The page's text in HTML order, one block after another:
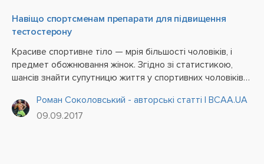
Навіщо спортсменам препарати для підвищення
тестостерону
Красиве спортивне тіло — мрія більшості чоловіків, і
предмет обожнювання жінок. Згідно зі статистикою,
шансів знайти супутницю життя у спортивних чоловіків
Але не лише цей аспект змушує величезну кількість...
Роман Соколовський - авторські статті | BCAA.UA
09.09.2017